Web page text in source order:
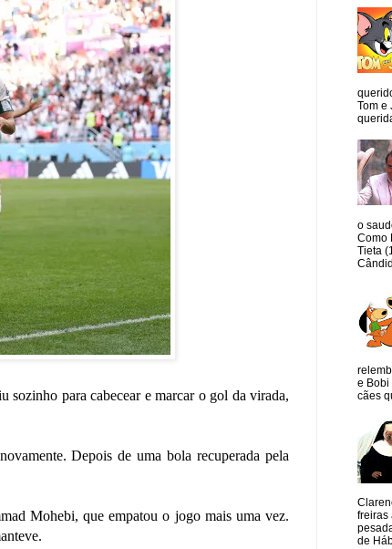
sozinho para cabecear e marcar o gol da virada,
Depois de uma bola recuperada pela
Mohebi, que empatou o jogo mais uma vez.
Tom e
o
Como
Tieta
e Bobi
cães
freiras
de